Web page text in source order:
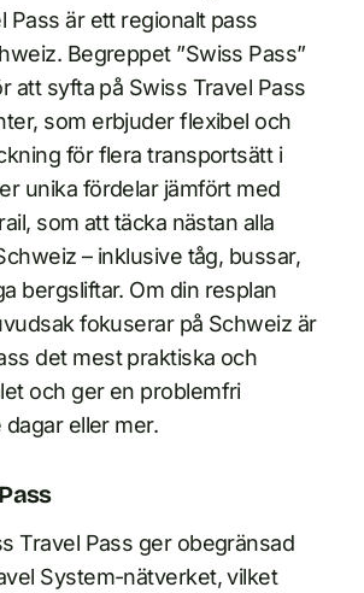
Pass är ett regionalt pass
Begreppet ”Swiss Pass”
att syfta på Swiss Travel Pass
som erbjuder flexibel och
för flera transportsätt i
unika fördelar jämfört med
som att täcka nästan alla
– inklusive tåg, bussar,
bergsliftar. Om din resplan
fokuserar på Schweiz är
det mest praktiska och
och ger en problemfri
eller mer.
Travel Pass ger obegränsad
System-nätverket, vilket